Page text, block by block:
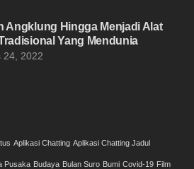
Angklung Hingga Menjadi Alat
Yang Mendunia
24, 2022
Aplikasi Chatting Aplikasi Chatting Jadul
Pusaka Budaya Bulan Suro Bumi Covid-19 Film